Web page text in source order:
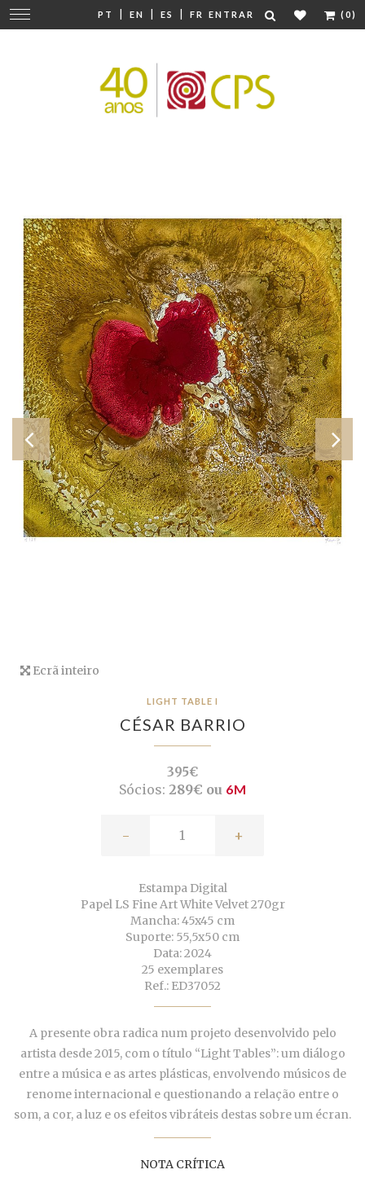
PT | EN | ES | FR ENTRAR (0)
Mudar
navegação
Ecrã inteiro
LIGHT TABLE I
CÉSAR BARRIO
395€
Sócios: 289€ ou 6M
- +
Estampa Digital
Papel LS Fine Art White Velvet 270gr
Mancha: 45x45 cm
Suporte: 55,5x50 cm
Data: 2024
25 exemplares
Ref.: ED37052
A presente obra radica num projeto desenvolvido pelo
artista desde 2015, com o título “Light Tables”: um diálogo
entre a música e as artes plásticas, envolvendo músicos de
renomeinternacional e questionando a relação entre o
som, a cor, a luz e os efeitos vibráteis destas sobre um écran.
NOTA CRÍTICA